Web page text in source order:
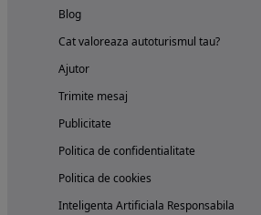
Blog
Cat valoreaza autoturismul tau?
Ajutor
Trimite mesaj
Publicitate
Politica de confidentialitate
Politica de cookies
Inteligenta Artificiala Responsabila